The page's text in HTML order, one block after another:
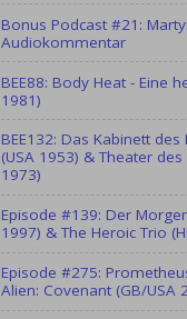
Bonus Podcast #21:
Audiokommentar
BEE88: Body Heat - Eine
1981)
BEE132: Das Kabinett
(USA 1953) & Theater
1973)
Episode #139: Der
1997) & The Heroic Trio
Episode #275:
Alien: Covenant (GB/USA